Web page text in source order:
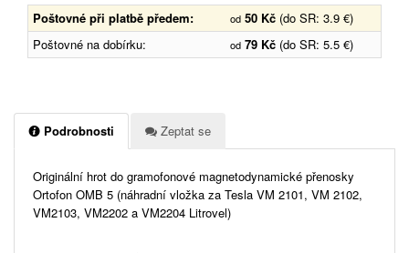
Poštovné při platbě předem: od 50 Kč (do SR: 3.9 €)
Poštovné na dobírku:
od 79 Kč (do SR: 5.5 €)
Podrobnosti Zeptat se
Originální hrot do gramofonové magnetodynamické přenosky
Ortofon OMB 5 (náhradní vložka za Tesla VM 2101, VM 2102,
VM2103, VM2202 a VM2204 Litrovel)